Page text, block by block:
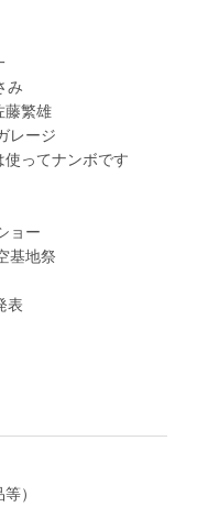
み
繁雄
レージ
ってナンボです
ョー
基地祭
表
）